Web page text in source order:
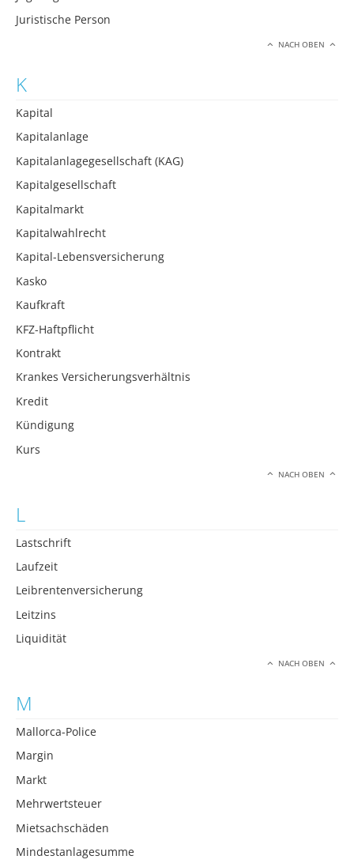
Juristische Person
NACH OBEN
K
Kapital
Kapitalanlage
Kapitalanlagegesellschaft (KAG)
Kapitalgesellschaft
Kapitalmarkt
Kapitalwahlrecht
Kapital-Lebensversicherung
Kasko
Kaufkraft
KFZ-Haftpflicht
Kontrakt
Krankes Versicherungsverhältnis
Kredit
Kündigung
Kurs
NACH OBEN
L
Lastschrift
Laufzeit
Leibrentenversicherung
Leitzins
Liquidität
NACH OBEN
M
Mallorca-Police
Margin
Markt
Mehrwertsteuer
Mietsachschäden
Mindestanlagesumme